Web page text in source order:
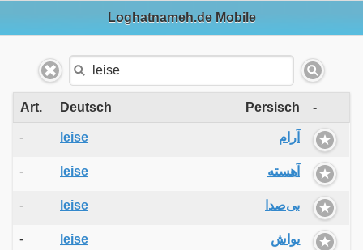
Loghatnameh.de Mobile
Art. Deutsch Persisch -
- leise آرام
- leise آهسته
- leise بی‌صدا
- leise یواش